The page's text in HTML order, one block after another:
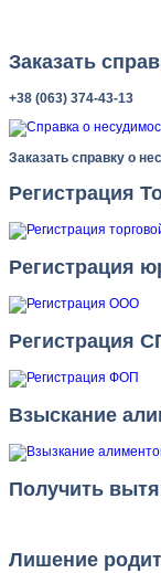
Заказать
+38 (063) 374-43-13
Заказать справку о
Регистрация
Регистрация
Регистрация
Взыскание
Получить
Лишение